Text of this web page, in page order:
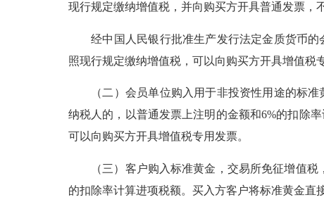
现行规定缴纳增值税，并向购买方开具普通发票，
经中国人民银行批准生产发行法定金质货币的
照现行规定缴纳增值税，可以向购买方开具增值税
（二）会员单位购入用于非投资性用途的标准
纳税人的，以普通发票上注明的金额和6%的扣除
可以向购买方开具增值税专用发票。
（三）客户购入标准黄金，交易所免征增值税
的扣除率计算进项税额。买入方客户将标准黄金直